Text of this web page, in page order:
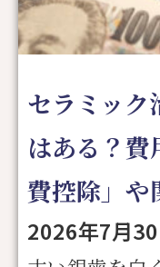
セラミック
はある？
費控除」や
2026年7月